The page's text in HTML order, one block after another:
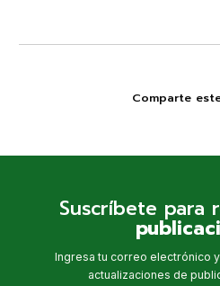
Comparte
Suscríbete para
Ingresa tu correo electrónico
actualizaciones de